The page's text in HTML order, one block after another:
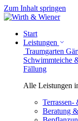
Zum Inhalt springen
Start
Leistungen
Traumgarten
Schwimmteiche
Fällung
Alle Leistungen
Terrassen-
Beratung